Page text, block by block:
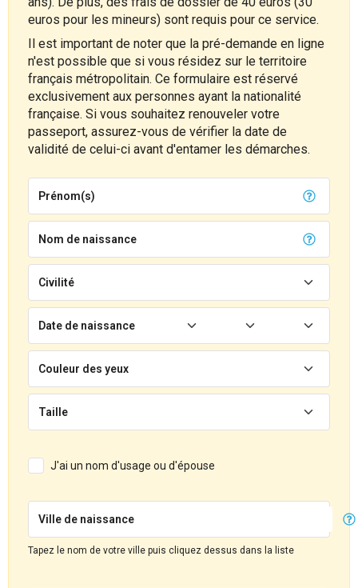
euros pour les mineurs) sont requis pour ce service.
Il est important de noter que la pré-demande en ligne
n'est possible que si vous résidez sur le territoire
français métropolitain. Ce formulaire est réservé
exclusivement aux personnes ayant la nationalité
française. Si vous souhaitez renouveler votre
passeport, assurez-vous de vérifier la date de
validité de celui-ci avant d'entamer les démarches.
Prénom(s)
Nom de naissance
Civilité
Date de naissance
Couleur des yeux
Taille
J'ai un nom d'usage ou d'épouse
Ville de naissance
Tapez le nom de votre ville puis cliquez dessus dans la liste